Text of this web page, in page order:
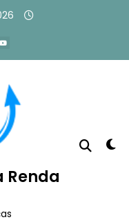
Renda
funcionam